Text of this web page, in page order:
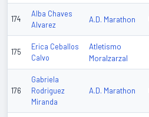
174
Alba Chaves
Alvarez
A.D. Marathon
175
Erica Ceballos
Calvo
Atletismo
Moralzarzal
176
Gabriela
Rodriguez
Miranda
A.D. Marathon